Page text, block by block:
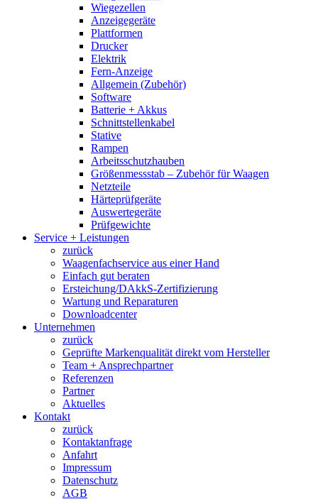
Wiegezellen
Anzeigegeräte
Plattformen
Drucker
Elektrik
Fern-Anzeige
Allgemein (Zubehör)
Software
Batterie + Akkus
Schnittstellenkabel
Stative
Rampen
Arbeitsschutzhauben
Größenmessstab – Zubehör für Waagen
Netzteile
Härteprüfgeräte
Auswertegeräte
Prüfgewichte
Service + Leistungen
zurück
Waagenfachservice aus einer Hand
Einfach gut beraten
Ersteichung/DAkkS-Zertifizierung
Wartung und Reparaturen
Downloadcenter
Unternehmen
zurück
Geprüfte Markenqualität direkt vom Hersteller
Team + Ansprechpartner
Referenzen
Partner
Aktuelles
Kontakt
zurück
Kontaktanfrage
Anfahrt
Impressum
Datenschutz
AGB